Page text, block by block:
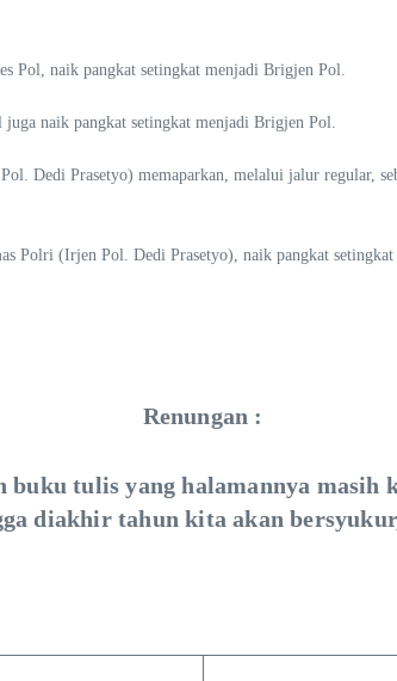
Pol, naik pangkat setingkat menjadi Brigjen Pol.
naik pangkat setingkat menjadi Brigjen Pol.
Dedi Prasetyo) memaparkan, melalui jalur regular,
Polri (Irjen Pol. Dedi Prasetyo), naik pangkat
Renungan :
buku tulis yang halamannya
diakhir tahun kita akan